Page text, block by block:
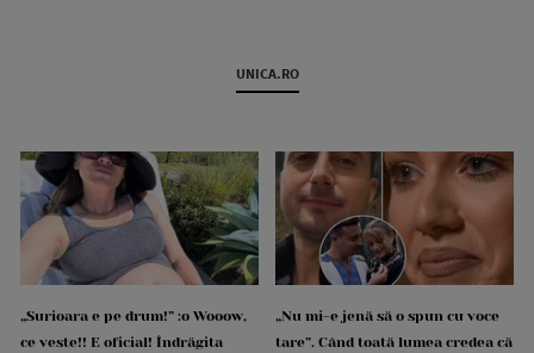
UNICA.RO
„Surioara e pe drum!” :o Wooow,
ce veste!! E oficial! Îndrăgita
„Nu mi-e jenă să o spun cu voce
tare”. Când toată lumea credea că